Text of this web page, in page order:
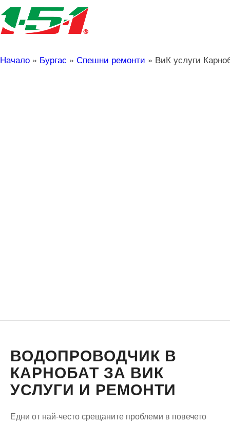
Начало » Бургас » Спешни ремонти » ВиК услуги
ВОДОПРОВОДЧИК В
КАРНОБАТ ЗА ВИК
УСЛУГИ И РЕМОНТИ
Едни от най-често срещаните проблеми в повечето